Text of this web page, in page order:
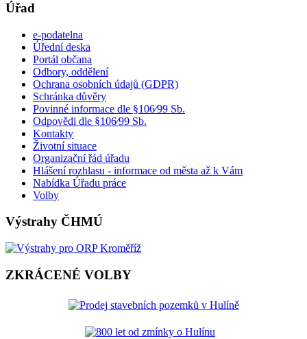
Úřad
e-podatelna
Úřední deska
Portál občana
Odbory, oddělení
Ochrana osobních údajů (GDPR)
Schránka důvěry
Povinné informace dle §106⁄99 Sb.
Odpovědi dle §106⁄99 Sb.
Kontakty
Životní situace
Organizační řád úřadu
Hlášení rozhlasu - informace od města až k Vám
Nabídka Úřadu práce
Volby
Výstrahy ČHMÚ
ZKRÁCENÉ VOLBY